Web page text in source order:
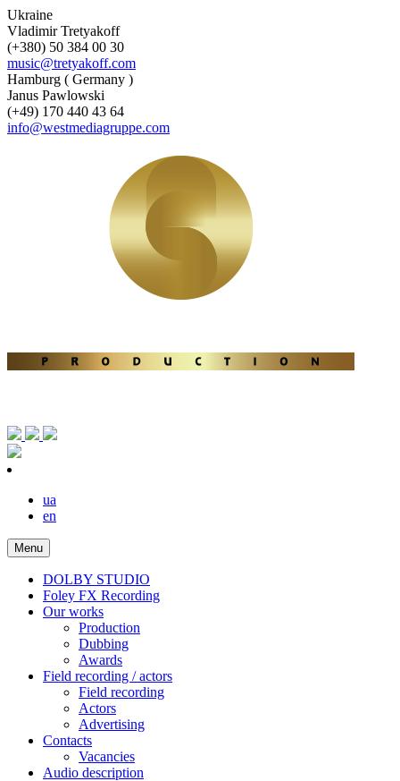
Ukraine
Vladimir Tretyakoff
(+380) 50 384 00 30
music@tretyakoff.com
Hamburg ( Germany )
Janus Pawlowski
(+49) 170 440 43 64
info@westmediagruppe.com
ua
en
Menu
DOLBY STUDIO
Foley FX Recording
Our works
Production
Dubbing
Awards
Field recording / actors
Field recording
Actors
Advertising
Contacts
Vacancies
Audio description